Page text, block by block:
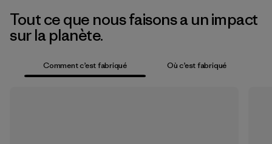
Tout ce que nous faisons a un impact
sur la planète.
Comment c’est fabriqué Où c’est fabriqué